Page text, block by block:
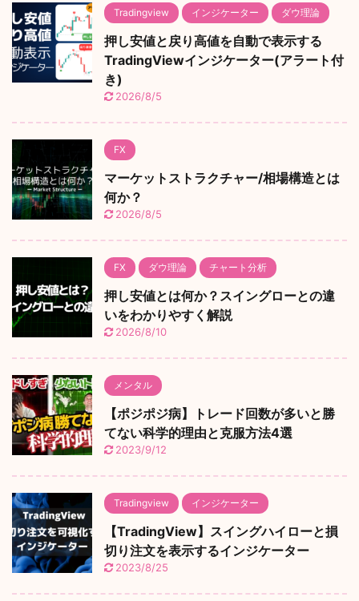
Tradingview インジケーター ダウ理論
押し安値と戻り高値を自動で表示する
TradingViewインジケーター(アラート付
き)
2026/8/5
FX
マーケットストラクチャー/相場構造とは
何か？
2026/8/5
FX ダウ理論 チャート分析
押し安値とは何か？スイングローとの違
いをわかりやすく解説
2026/8/10
メンタル
【ポジポジ病】トレード回数が多いと勝
てない科学的理由と克服方法4選
2023/9/12
Tradingview インジケーター
【TradingView】スイングハイローと損
切り注文を表示するインジケーター
2023/8/25